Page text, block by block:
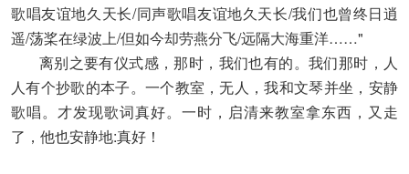
歌唱友谊地久天长/同声歌唱友谊地久天长/我们也曾终日逍
遥/荡桨在绿波上/但如今却劳燕分飞/远隔大海重洋……"
离别之要有仪式感，那时，我们也有的。我们那时，人
人有个抄歌的本子。一个教室，无人，我和文琴并坐，安静
歌唱。才发现歌词真好。一时，启清来教室拿东西，又走
了，他也安静地:真好！